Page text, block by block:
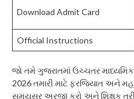
Download Admit Card
Official Instructions
જો તમે ગુજરાતમાં ઉચ્ચતર માધ્યમિક
2026 તમારી માટે ફરજિયાત અને
સમયસર અરજી કરો અને શિક્ષક